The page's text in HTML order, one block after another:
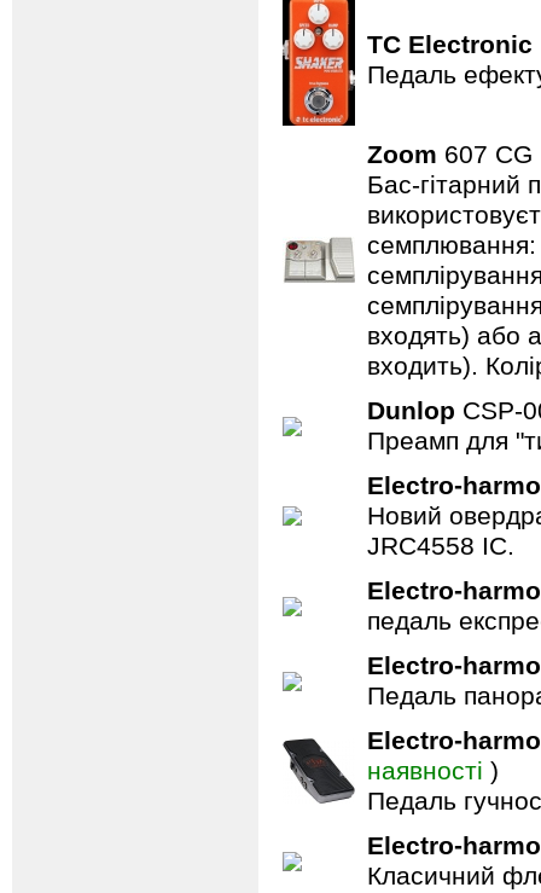
TC Electronic
Педаль
Zoom 607
Бас-гітарний
семплювання:
входять) або
входить).
Dunlop CSP-
Преамп для
Electro-
Новий
JRC4558 IC.
Electro-
педаль
Electro-
Педаль
Electro-
наявності )
Педаль
Electro-
Класичний